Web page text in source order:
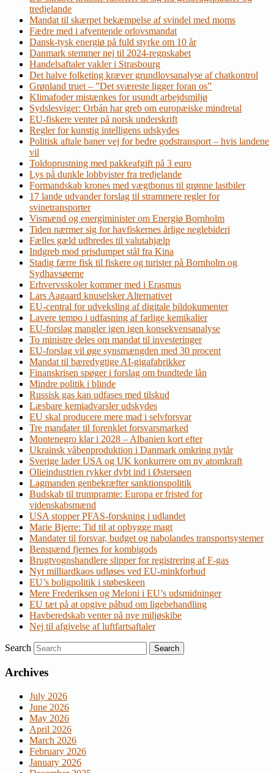
tredjelande
Mandat til skærpet bekæmpelse af svindel med moms
Fædre med i afventende orlovsmandat
Dansk-tysk energiø på fuld styrke om 10 år
Danmark stemmer nej til 2024-regnskabet
Handelsaftaler vakler i Strasbourg
Det halve folketing kræver grundlovsanalyse af chatkontrol
Grønland truet – ”Det sværeste ligger foran os”
Klimafoder mistænkes for usundt arbejdsmiljø
Sydslesviger: Orbán har greb om europæiske mindretal
EU-fiskere venter på norsk underskrift
Regler for kunstig intelligens udskydes
Politisk aftale baner vej for bedre godstransport – hvis landene
vil
Toldoprustning med pakkeafgift på 3 euro
Lys på dunkle lobbyister fra tredjelande
Formandskab krones med vægtbonus til grønne lastbiler
17 lande udvander forslag til strammere regler for
svinetransporter
Vismænd og energiminister om Energiø Bornholm
Tiden nærmer sig for havfiskernes årlige neglebideri
Fælles gæld udbredes til valutahjælp
Indgreb mod prisdumpet stål fra Kina
Stadig færre fisk til fiskere og turister på Bornholm og
Sydhavsøerne
Erhvervsskoler kommer med i Erasmus
Lars Aagaard knuselsker Alternativet
EU-central for udveksling af digitale bildokumenter
Lavere tempo i udfasning af farlige kemikalier
EU-forslag mangler igen igen konsekvensanalyse
To ministre deles om mandat til investeringer
EU-forslag vil øge synsmængden med 30 procent
Mandat til bæredygtige AI-gigafabrikker
Finanskrisen spøger i forslag om bundtede lån
Mindre politik i blinde
Russisk gas kan udfases med tilskud
Læsbare kemiadvarsler udskydes
EU skal producere mere mad i selvforsvar
Tre mandater til forenklet forsvarsmarked
Montenegro klar i 2028 – Albanien kort efter
Ukrainsk våbenproduktion i Danmark omkring nytår
Sverige lader USA og UK konkurrere om ny atomkraft
Olieindustrien rykker dybt ind i Østersøen
Lagmanden genbekræfter sanktionspolitik
Budskab til trumpramte: Europa er fristed for
videnskabsmænd
USA stopper PFAS-forskning i udlandet
Marie Bjerre: Tid til at opbygge magt
Mandater til forsvar, budget og nabolandes transportsystemer
Benspænd fjernes for kombigods
Brugtvognshandlere slipper for registrering af F-gas
Nyt milliardkaos udløses ved EU-minkforbud
EU’s boligpolitik i støbeskeen
Mere Frederiksen og Meloni i EU’s udsmidninger
EU tæt på at opgive påbud om ligebehandling
Havberedskab venter på nye miljøskibe
Nej til afgivelse af luftfartsaftaler
Search
Archives
July 2026
June 2026
May 2026
April 2026
March 2026
February 2026
January 2026